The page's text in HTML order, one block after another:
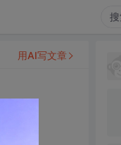
用AI写文章